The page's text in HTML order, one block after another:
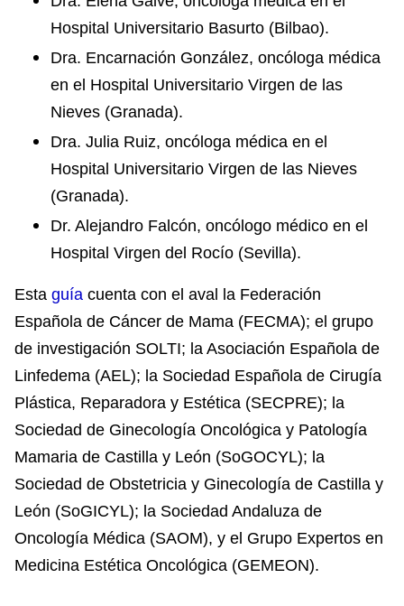
Hospital Universitario Basurto (Bilbao).
Dra. Encarnación González, oncóloga médica
en el Hospital Universitario Virgen de las
Nieves (Granada).
Dra. Julia Ruiz, oncóloga médica en el
Hospital Universitario Virgen de las Nieves
(Granada).
Dr. Alejandro Falcón, oncólogo médico en el
Hospital Virgen del Rocío (Sevilla).
Esta guía cuenta con el aval la Federación
Española de Cáncer de Mama (FECMA); el grupo
de investigación SOLTI; la Asociación Española de
Linfedema (AEL); la Sociedad Española de Cirugía
Plástica, Reparadora y Estética (SECPRE); la
Sociedad de Ginecología Oncológica y Patología
Mamaria de Castilla y León (SoGOCYL); la
Sociedad de Obstetricia y Ginecología de Castilla y
León (SoGICYL); la Sociedad Andaluza de
Oncología Médica (SAOM), y el Grupo Expertos en
Medicina Estética Oncológica (GEMEON).